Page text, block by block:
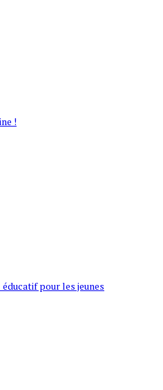
!
pour les jeunes